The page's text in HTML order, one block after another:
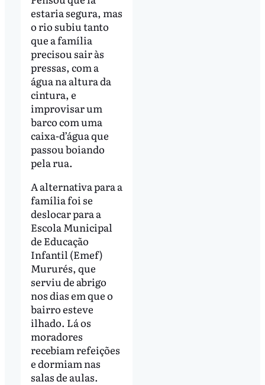
estaria segura, mas
o rio subiu tanto
que a família
precisou sair às
pressas, com a
água na altura da
cintura, e
improvisar um
barco com uma
caixa-d’água que
passou boiando
pela rua.
A alternativa para a
família foi se
deslocar para a
Escola Municipal
de Educação
Infantil (Emef)
Mururés, que
serviu de abrigo
nos dias em que o
bairro esteve
ilhado. Lá os
moradores
recebiam refeições
e dormiam nas
salas de aulas.